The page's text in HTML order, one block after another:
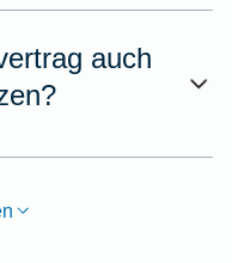
auch